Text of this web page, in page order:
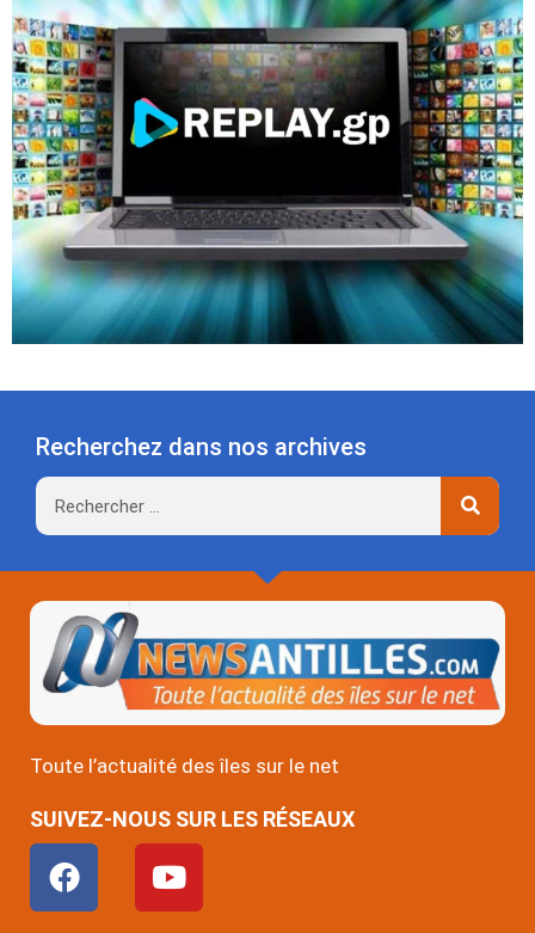
Recherchez dans nos archives
Rechercher
Toute l’actualité des îles sur le net
SUIVEZ-NOUS SUR LES RÉSEAUX
F
a
c
Y
o
u